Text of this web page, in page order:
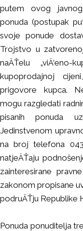
putem ovog javnog
ponuda (postupak
svoje ponude
Trojstvo u
naÄŤelu „viÄ‘eno-
kupoprodajnoj
prigovore kupca.
mogu razgledati
pisanih ponuda
Jedinstvenom
na broj telefona
natjeÄŤaju
zainteresirane
zakonom propisane
podruÄŤju Republike
Ponuda ponuditelja